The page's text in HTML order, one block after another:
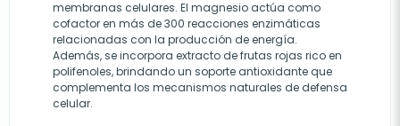
membranas celulares. El magnesio actúa como
cofactor en más de 300 reacciones enzimáticas
relacionadas con la producción de energía.
Además, se incorpora extracto de frutas rojas rico en
polifenoles, brindando un soporte antioxidante que
complementa los mecanismos naturales de defensa
celular.